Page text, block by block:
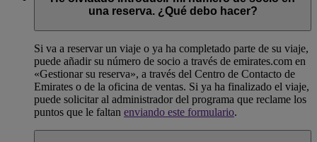
una reserva. ¿Qué debo hacer?
Si va a reservar un viaje o ya ha completado parte de su viaje,
puede añadir su número de socio a través de emirates.com en
«Gestionar su reserva», a través del Centro de Contacto de
Emirates o de la oficina de ventas. Si ya ha finalizado el viaje,
puede solicitar al administrador del programa que reclame los
puntos que le faltan enviando este formulario.